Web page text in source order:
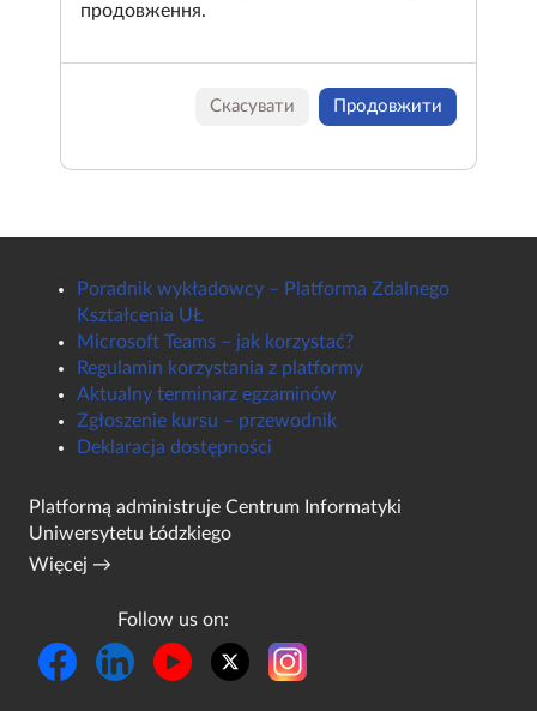
продовження.
Скасувати Продовжити
Poradnik wykładowcy – Platforma Zdalnego
Kształcenia UŁ
Microsoft Teams – jak korzystać?
Regulamin korzystania z platformy
Aktualny terminarz egzaminów
Zgłoszenie kursu – przewodnik
Deklaracja dostępności
Platformą administruje Centrum Informatyki
Uniwersytetu Łódzkiego
Więcej →
Follow us on: